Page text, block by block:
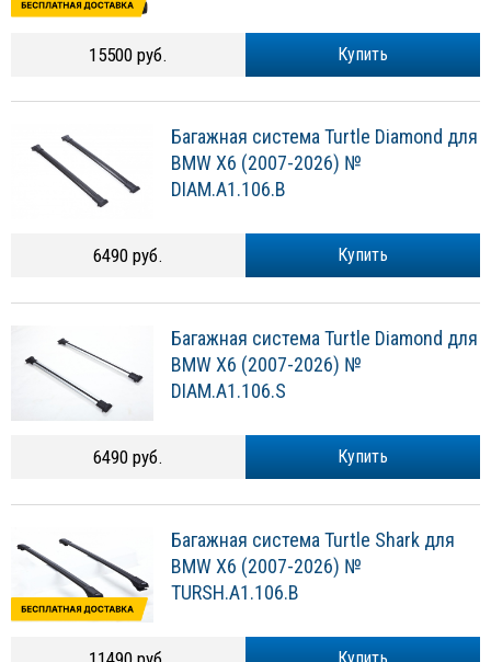
Купить
15500 руб.
Багажная система Turtle Diamond для
BMW X6 (2007-2026) №
DIAM.A1.106.B
Купить
6490 руб.
Багажная система Turtle Diamond для
BMW X6 (2007-2026) №
DIAM.A1.106.S
Купить
6490 руб.
Багажная система Turtle Shark для
BMW X6 (2007-2026) №
TURSH.A1.106.B